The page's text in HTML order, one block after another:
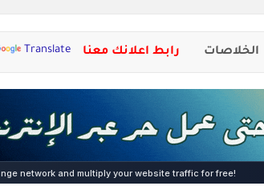
الخلاصات رابط اعلانك معنا Translate